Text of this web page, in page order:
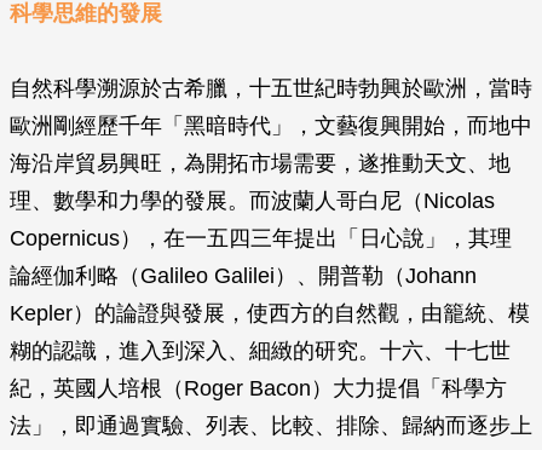
科學思維的發展
自然科學溯源於古希臘，十五世紀時勃興於歐洲，當時
歐洲剛經歷千年「黑暗時代」，文藝復興開始，而地中
海沿岸貿易興旺，為開拓市場需要，遂推動天文、地
理、數學和力學的發展。而波蘭人哥白尼（Nicolas
Copernicus），在一五四三年提出「日心說」，其理
論經伽利略（Galileo Galilei）、開普勒（Johann
Kepler）的論證與發展，使西方的自然觀，由籠統、模
糊的認識，進入到深入、細緻的研究。十六、十七世
紀，英國人培根（Roger Bacon）大力提倡「科學方
法」，即通過實驗、列表、比較、排除、歸納而逐步上